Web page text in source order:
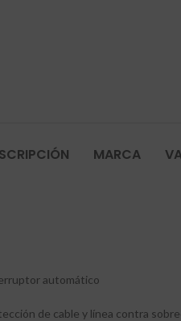
MARCA
automático
de cable y línea contra